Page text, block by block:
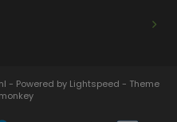
- Powered by Lightspeed - Theme